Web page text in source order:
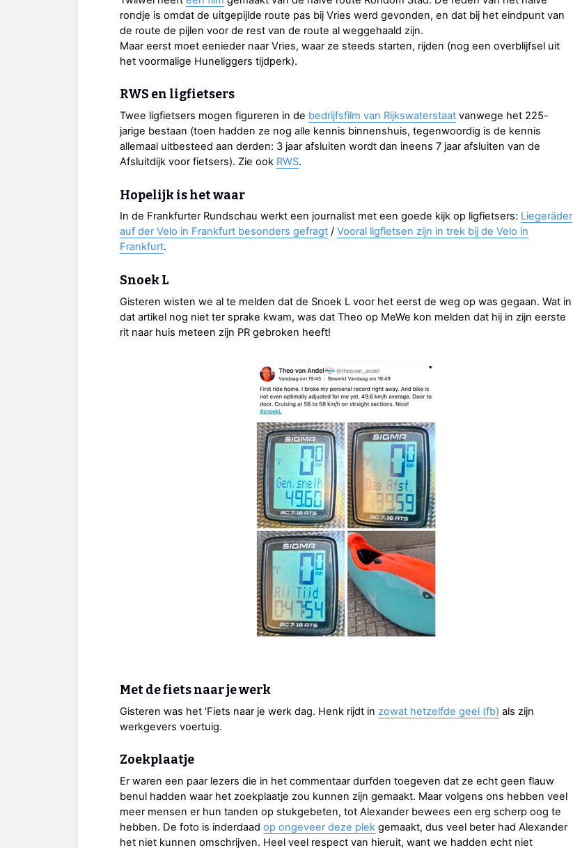
rondje is omdat de uitgepijlde route pas bij Vries werd gevonden, en dat bij het eindpunt van
de route de pijlen voor de rest van de route al weggehaald zijn.
Maar eerst moet eenieder naar Vries, waar ze steeds starten, rijden (nog een overblijfsel uit
het voormalige Huneliggers tijdperk).
RWS en ligfietsers
Twee ligfietsers mogen figureren in de bedrijfsfilm van Rijkswaterstaat vanwege het 225-
jarige bestaan (toen hadden ze nog alle kennis binnenshuis, tegenwoordig is de kennis
allemaal uitbesteed aan derden: 3 jaar afsluiten wordt dan ineens 7 jaar afsluiten van de
Afsluitdijk voor fietsers). Zie ook RWS.
Hopelijk is het waar
In de Frankfurter Rundschau werkt een journalist met een goede kijk op ligfietsers: Liegeräder
auf der Velo in Frankfurt besonders gefragt / Vooral ligfietsen zijn in trek bij de Velo in
Frankfurt.
Snoek L
Gisteren wisten we al te melden dat de Snoek L voor het eerst de weg op was gegaan. Wat in
dat artikel nog niet ter sprake kwam, was dat Theo op MeWe kon melden dat hij in zijn eerste
rit naar huis meteen zijn PR gebroken heeft!
Met de fiets naar je werk
Gisteren was het 'Fiets naar je werk dag. Henk rijdt in zowat hetzelfde geel (fb) als zijn
werkgevers voertuig.
Zoekplaatje
Er waren een paar lezers die in het commentaar durfden toegeven dat ze echt geen flauw
benul hadden waar het zoekplaatje zou kunnen zijn gemaakt. Maar volgens ons hebben veel
meer mensen er hun tanden op stukgebeten, tot Alexander bewees een erg scherp oog te
hebben. De foto is inderdaad op ongeveer deze plek gemaakt, dus veel beter had Alexander
het niet kunnen omschrijven. Heel veel respect van hieruit, want we hadden echt niet